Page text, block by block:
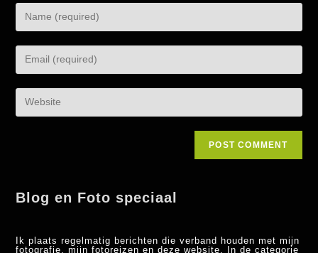
Blog en Foto speciaal
Ik plaats regelmatig berichten die verband houden met mijn
fotografie, mijn fotoreizen en deze website. In de categorie